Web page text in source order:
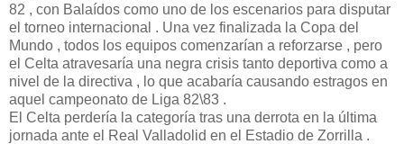
82 , con Balaídos como uno de los escenarios para disputar
el torneo internacional . Una vez finalizada la Copa del
Mundo , todos los equipos comenzarían a reforzarse , pero
el Celta atravesaría una negra crisis tanto deportiva como a
nivel de la directiva , lo que acabaría causando estragos en
aquel campeonato de Liga 82\83 .
El Celta perdería la categoría tras una derrota en la última
jornada ante el Real Valladolid en el Estadio de Zorrilla .